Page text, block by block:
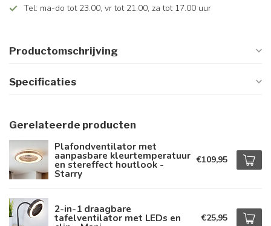
Tel: ma-do tot 23.00, vr tot 21.00, za tot 17.00 uur
Productomschrijving
Specificaties
Gerelateerde producten
Plafondventilator met
aanpasbare kleurtemperatuur
en stereffect houtlook -
Starry
€109,95
2-in-1 draagbare
tafelventilator met LEDs en €25,95